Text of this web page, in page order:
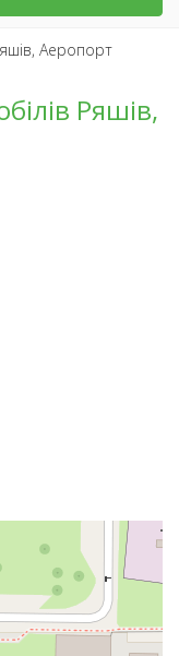
Аеропорт
Ряшів,